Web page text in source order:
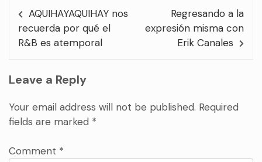
AQUIHAYAQUIHAY nos
recuerda por qué el
R&B es atemporal
Regresando a la
expresión misma con
Erik Canales
Leave a Reply
Your email address will not be published. Required
fields are marked *
Comment *